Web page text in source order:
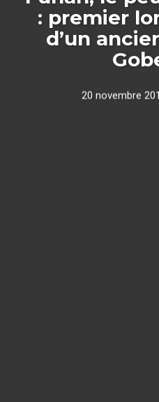
: premier
d’un
20 novembre